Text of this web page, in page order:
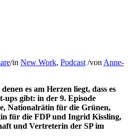
/in New Work, Podcast /von Anne-
es am Herzen liegt, dass es
ups gibt: in der 9. Episode
Nationalrätin für die Grünen,
für die FDP und Ingrid Kissling,
und Vertreterin der SP im